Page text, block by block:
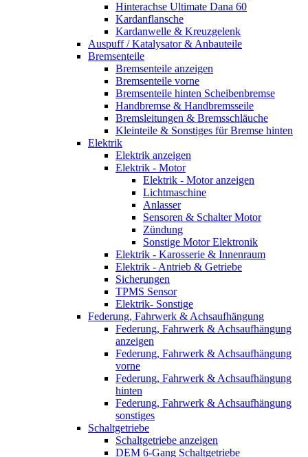
Hinterachse Ultimate Dana 60
Kardanflansche
Kardanwelle & Kreuzgelenk
Auspuff / Katalysator & Anbauteile
Bremsenteile
Bremsenteile anzeigen
Bremsenteile vorne
Bremsenteile hinten Scheibenbremse
Handbremse & Handbremsseile
Bremsleitungen & Bremsschläuche
Kleinteile & Sonstiges für Bremse hinten
Elektrik
Elektrik anzeigen
Elektrik - Motor
Elektrik - Motor anzeigen
Lichtmaschine
Anlasser
Sensoren & Schalter Motor
Zündung
Sonstige Motor Elektronik
Elektrik - Karosserie & Innenraum
Elektrik - Antrieb & Getriebe
Sicherungen
TPMS Sensor
Elektrik- Sonstige
Federung, Fahrwerk & Achsaufhängung
Federung, Fahrwerk & Achsaufhängung
anzeigen
Federung, Fahrwerk & Achsaufhängung
vorne
Federung, Fahrwerk & Achsaufhängung
hinten
Federung, Fahrwerk & Achsaufhängung
sonstiges
Schaltgetriebe
Schaltgetriebe anzeigen
DEM 6-Gang Schaltgetriebe